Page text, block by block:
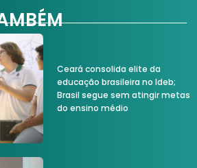
Ceará consolida elite da
educação brasileira no Ideb;
Brasil segue sem atingir metas
do ensino médio